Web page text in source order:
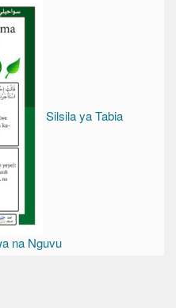
Silsila ya Tabia
na Nguvu